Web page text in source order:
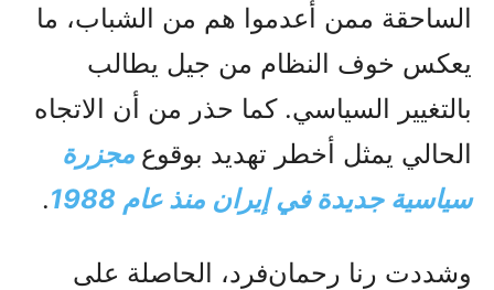
الساحقة ممن أُعدموا هم من الشباب، ما
يعكس خوف النظام من جيل يطالب
بالتغيير السياسي. كما حذر من أن الاتجاه
الحالي يمثل أخطر تهديد بوقوع مجزرة
سياسية جديدة في إيران منذ عام 1988
.
وشددت رنا رحمان‌فرد، الحاصلة على